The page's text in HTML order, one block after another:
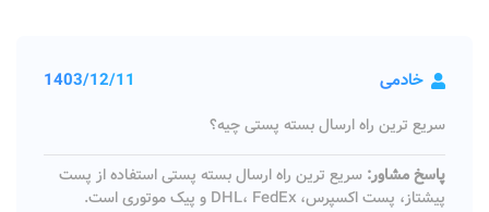
خادمی 1403/12/11
سریع ترین راه ارسال بسته پستی چیه؟
پاسخ مشاور: سریع ترین راه ارسال بسته پستی استفاده از پست
پیشتاز، پست اکسپرس، DHL، FedEx و پیک موتوری است.